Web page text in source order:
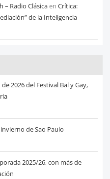
– Radio Clásicaen Crítica:
de la Inteligencia
2026 del Festival Bal y Gay,
de Sao Paulo
2025/26, con más de